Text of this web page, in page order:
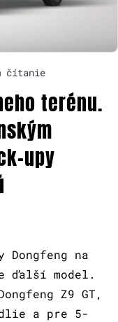
čítanie
terénu.
upy
Dongfeng na
ďalší model.
Z9 GT,
a pre 5-